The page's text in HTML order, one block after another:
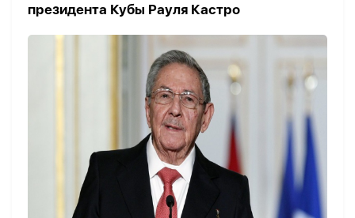
президента Кубы Рауля Кастро